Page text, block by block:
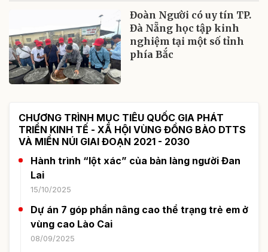
Đoàn Người có uy tín TP.
Đà Nẵng học tập kinh
nghiệm tại một số tỉnh
phía Bắc
CHƯƠNG TRÌNH MỤC TIÊU QUỐC GIA PHÁT
TRIỂN KINH TẾ - XÃ HỘI VÙNG ĐỒNG BÀO DTTS
VÀ MIỀN NÚI GIAI ĐOẠN 2021 - 2030
Hành trình “lột xác” của bản làng người Đan
Lai
15/10/2025
Dự án 7 góp phần nâng cao thể trạng trẻ em ở
vùng cao Lào Cai
08/09/2025